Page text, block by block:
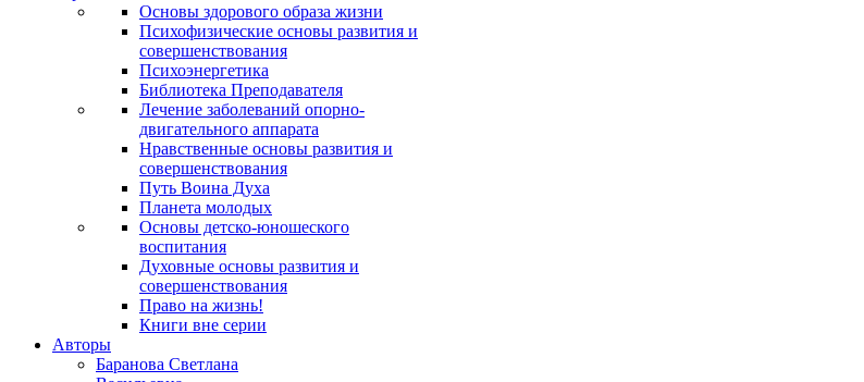
Основы здорового образа жизни
Психофизические основы развития и
совершенствования
Психоэнергетика
Библиотека Преподавателя
Лечение заболеваний опорно-
двигательного аппарата
Нравственные основы развития и
совершенствования
Путь Воина Духа
Планета молодых
Основы детско-юношеского
воспитания
Духовные основы развития и
совершенствования
Право на жизнь!
Книги вне серии
Авторы
Баранова Светлана